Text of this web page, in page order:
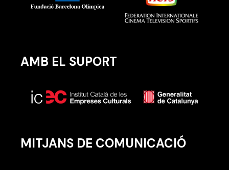
AMB EL SUPORT
MITJANS DE COMUNICACIÓ